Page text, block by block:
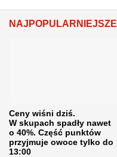
NAJPOPULARNIEJSZE
Ceny wiśni dziś.
W skupach spadły nawet
o 40%. Część punktów
przyjmuje owoce tylko do
13:00